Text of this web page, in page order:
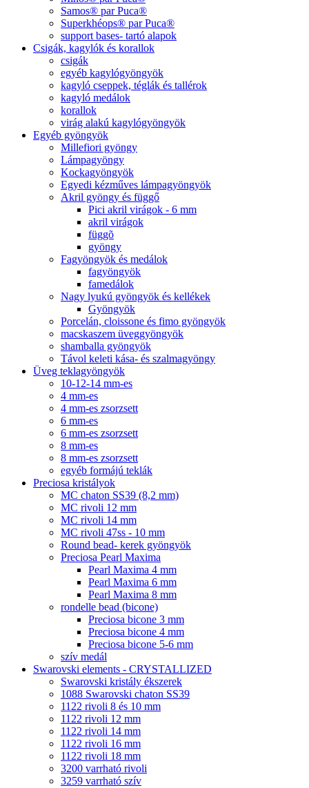
Samos® par Puca®
Superkhéops® par Puca®
support bases- tartó alapok
Csigák, kagylók és korallok
csigák
egyéb kagylógyöngyök
kagyló cseppek, téglák és tallérok
kagyló medálok
korallok
virág alakú kagylógyöngyök
Egyéb gyöngyök
Millefiori gyöngy
Lámpagyöngy
Kockagyöngyök
Egyedi kézműves lámpagyöngyök
Akril gyöngy és függő
Pici akril virágok - 6 mm
akril virágok
függõ
gyöngy
Fagyöngyök és medálok
fagyöngyök
famedálok
Nagy lyukú gyöngyök és kellékek
Gyöngyök
Porcelán, cloissone és fimo gyöngyök
macskaszem üveggyöngyök
shamballa gyöngyök
Távol keleti kása- és szalmagyöngy
Üveg teklagyöngyök
10-12-14 mm-es
4 mm-es
4 mm-es zsorzsett
6 mm-es
6 mm-es zsorzsett
8 mm-es
8 mm-es zsorzsett
egyéb formájú teklák
Preciosa kristályok
MC chaton SS39 (8,2 mm)
MC rivoli 12 mm
MC rivoli 14 mm
MC rivoli 47ss - 10 mm
Round bead- kerek gyöngyök
Preciosa Pearl Maxima
Pearl Maxima 4 mm
Pearl Maxima 6 mm
Pearl Maxima 8 mm
rondelle bead (bicone)
Preciosa bicone 3 mm
Preciosa bicone 4 mm
Preciosa bicone 5-6 mm
szív medál
Swarovski elements - CRYSTALLIZED
Swarovski kristály ékszerek
1088 Swarovski chaton SS39
1122 rivoli 8 és 10 mm
1122 rivoli 12 mm
1122 rivoli 14 mm
1122 rivoli 16 mm
1122 rivoli 18 mm
3200 varrható rivoli
3259 varrható szív